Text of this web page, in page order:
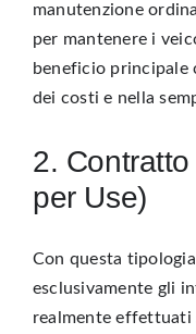
manutenzione
per mantenere i
beneficio principale
dei costi e nella
2.
per Use)
Con questa
esclusivamente gli
realmente effettuati